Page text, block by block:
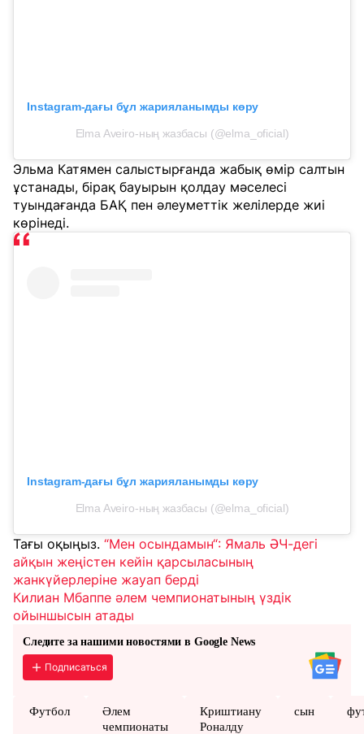
Instagram-дағы бұл жарияланымды көру
Elma Aveiro-ның жазбасы (@elma_oficial)
Эльма Катямен салыстырғанда жабық өмір салтын
ұстанады, бірақ бауырын қолдау мәселесі
туындағанда БАҚ пен әлеуметтік желілерде жиі
көрінеді.
Instagram-дағы бұл жарияланымды көру
Elma Aveiro-ның жазбасы (@elma_oficial)
Тағы оқыңыз. “Мен осындамын“: Ямаль ӘЧ-дегі
айқын жеңістен кейін қарсыласының
жанкүйерлеріне жауап берді
Килиан Мбаппе әлем чемпионатының үздік
ойыншысын атады
Следите за нашими новостями в Google News
Подписаться
Футбол
Әлем
чемпионаты
Криштиану
Роналду
сын